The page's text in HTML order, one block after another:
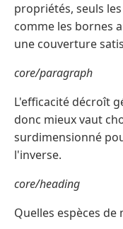
propriétés, seuls
comme les bornes
une couverture
core/paragraph
L'efficacité décroît
donc mieux vaut
surdimensionné
l'inverse.
core/heading
Quelles espèces de